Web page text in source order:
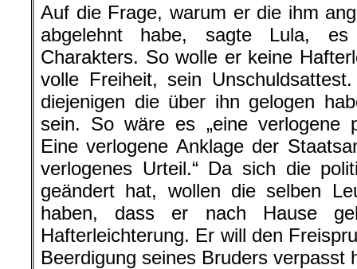
Auf die Frage, warum er die ihm
abgelehnt habe, sagte Lula,
Charakters. So wolle er keine
volle Freiheit, sein
diejenigen die über ihn gelogen
sein. So wäre es „eine verlogene
Eine verlogene Anklage der
verlogenes Urteil.“ Da sich die
geändert hat, wollen die selben
haben, dass er nach Hause
Hafterleichterung. Er will den
Beerdigung seines Bruders verpasst